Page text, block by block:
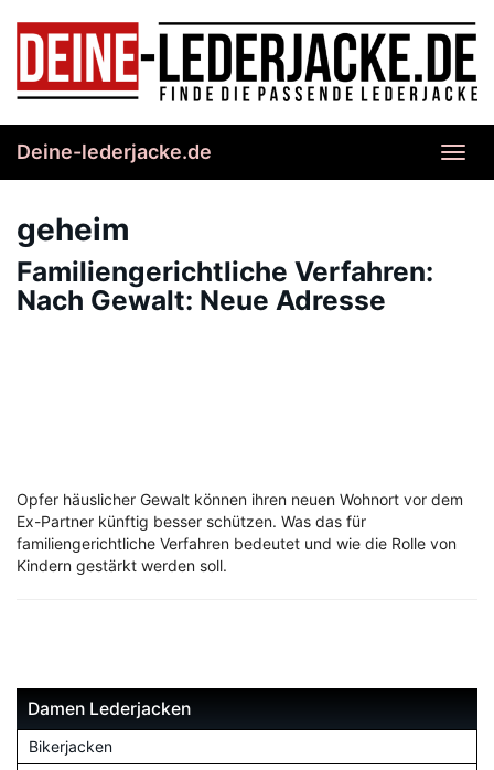
content
Deine-lederjacke.de
geheim
Familiengerichtliche Verfahren:
Nach Gewalt: Neue Adresse
Opfer häuslicher Gewalt können ihren neuen Wohnort vor dem
Ex-Partner künftig besser schützen. Was das für
familiengerichtliche Verfahren bedeutet und wie die Rolle von
Kindern gestärkt werden soll.
Damen Lederjacken
Bikerjacken